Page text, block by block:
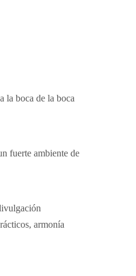
la boca de la boca
fuerte ambiente de
armonía